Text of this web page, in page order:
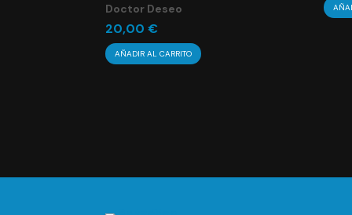
Doctor Deseo
20,00€
AÑADIR AL CARRITO